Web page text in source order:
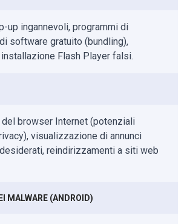
up ingannevoli, programmi di
software gratuito (bundling),
Flash Player falsi.
del browser Internet (potenziali
visualizzazione di annunci
reindirizzamenti a siti web
MALWARE (ANDROID)